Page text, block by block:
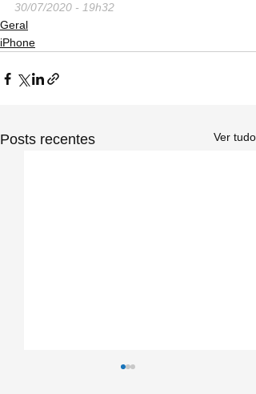
30/07/2020 - 19h32
Geral
iPhone
Posts recentes Ver tudo